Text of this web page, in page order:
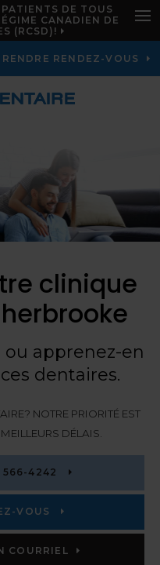
DE TOUS
CANADIEN DE
(RCSD)!
RENDEZ-VOUS
clinique
ou apprenez-en
dentaires.
NOTRE PRIORITÉ EST
DÉLAIS.
566-4242
VOUS
COURRIEL